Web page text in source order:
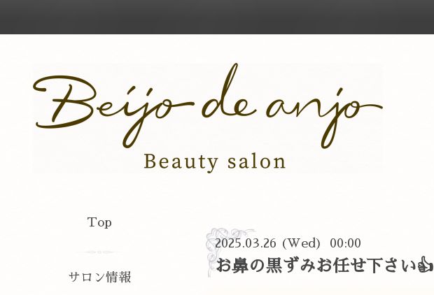
2025.03.26 (Wed) 00:00
お鼻の黒ずみお任せ下さい👍
Top
サロン情報